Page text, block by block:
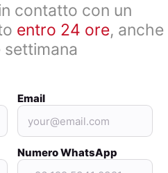
contatto con un
entro 24 ore, anche
settimana
Email
Numero WhatsApp